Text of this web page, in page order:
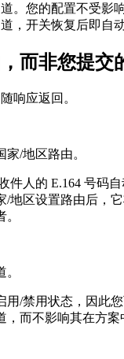
。您的配置不受影
，开关恢复后即自动
而非您提交
响应返回。
/地区路由。
件人的 E.164 号码
/地区设置路由后，
用/禁用状态，因此
，而不影响其在方案